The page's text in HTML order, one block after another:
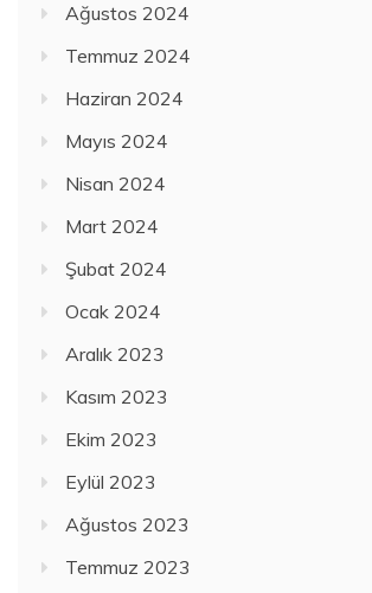
Ağustos 2024
Temmuz 2024
Haziran 2024
Mayıs 2024
Nisan 2024
Mart 2024
Şubat 2024
Ocak 2024
Aralık 2023
Kasım 2023
Ekim 2023
Eylül 2023
Ağustos 2023
Temmuz 2023